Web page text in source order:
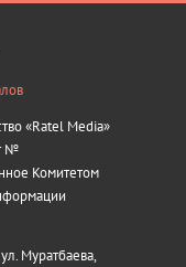
«Ratel Media»
№
Комитетом
Муратбаева,